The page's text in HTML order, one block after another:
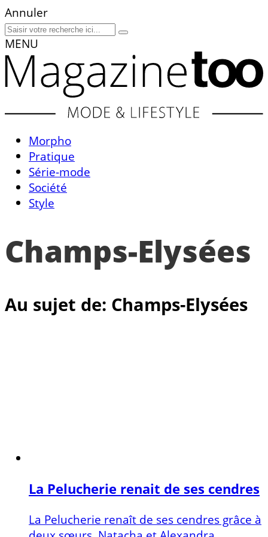
Annuler
MENU
Morpho
Pratique
Série-mode
Société
Style
Champs-Elysées
Au sujet de: Champs-Elysées
La Pelucherie renait de ses cendres
La Pelucherie renaît de ses cendres grâce à